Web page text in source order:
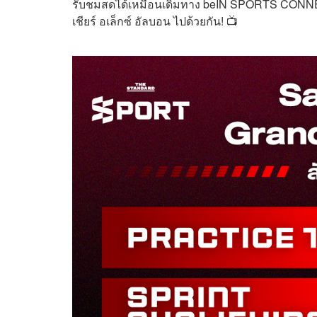
รับชมสดได้เหมือนเดิมทาง beIN SPORTS
เชียร์ อเล็กซ์ อัลบอน ไปด้วยกัน! 📺